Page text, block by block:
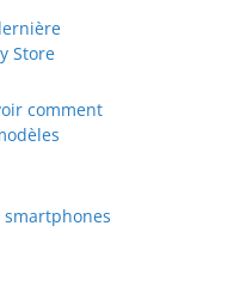
Store
comment
smartphones